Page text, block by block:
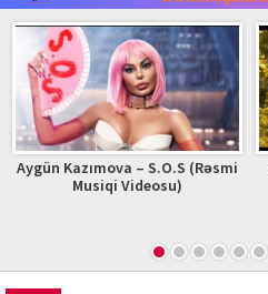
Aygün Kazımova – S.O.S (Rəsmi
Musiqi Videosu)